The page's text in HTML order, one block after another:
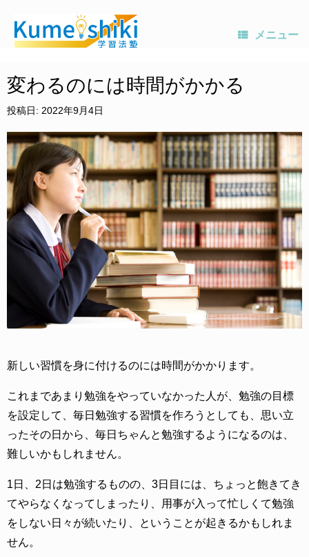
テ
ツ
ス
キ
プ
メニュー
変わるのには時間がかかる
投稿日: 2022年9月4日
新しい習慣を身に付けるのには時間がかかります。
これまであまり勉強をやっていなかった人が、勉強の目標
を設定して、毎日勉強する習慣を作ろうとしても、思い立
ったその日から、毎日ちゃんと勉強するようになるのは、
難しいかもしれません。
1日、2日は勉強するものの、3日目には、ちょっと飽きてき
てやらなくなってしまったり、用事が入って忙しくて勉強
をしない日々が続いたり、ということが起きるかもしれま
せん。